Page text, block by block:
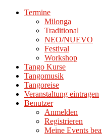
Termine
Milonga
Traditional
NEO/NUEVO
Festival
Workshop
Tango Kurse
Tangomusik
Tangoreise
Veranstaltung eintragen
Benutzer
Anmelden
Registrieren
Meine Events